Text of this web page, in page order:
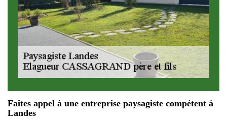
Faites appel à une entreprise paysagiste compétent à
Landes